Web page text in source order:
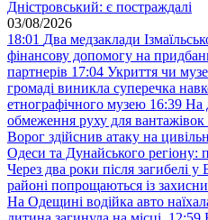
Дністровський: є постраждалі
03/08/2026
18:01 Два медзаклади
фінансову допомогу на
партнерів 17:04 Укриття чи
громаді виникла суперечка
етнографічного музею 16:39 На
обмеження руху для
Ворог здійснив атаку на
Одеси та Дунайського
Через два роки після загибелі у
районі попрощаються із
На Одещині водійка авто